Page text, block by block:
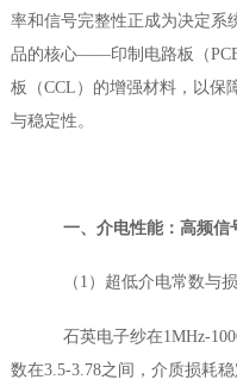
率和信号完整性正成为决定系
品的核心——印制电路板（
板（CCL）的增强材料，以保
与稳定性 。
一、介电性能：高频信
（1）超低介电常数与
石英电子纱在1MHz-
数在3.5-3.78之间 ，介质损耗稳